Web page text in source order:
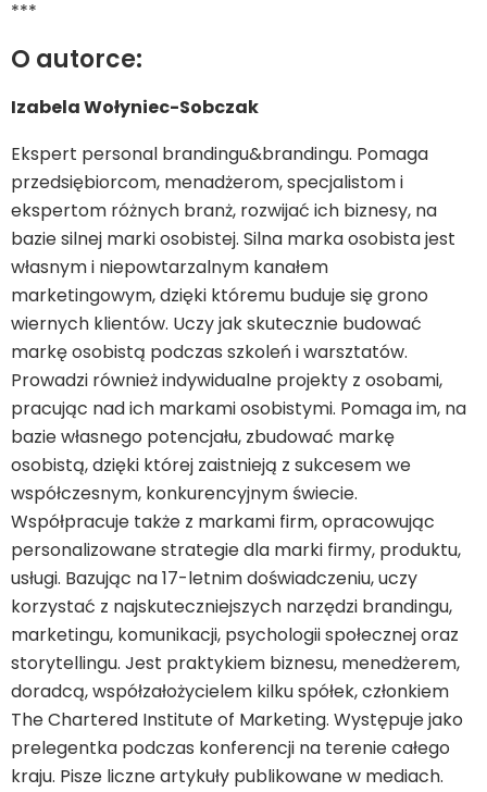
***
O autorce:
Izabela Wołyniec-Sobczak
Ekspert personal brandingu&brandingu. Pomaga
przedsiębiorcom, menadżerom, specjalistom i
ekspertom różnych branż, rozwijać ich biznesy, na
bazie silnej marki osobistej. Silna marka osobista jest
własnym i niepowtarzalnym kanałem
marketingowym, dzięki któremu buduje się grono
wiernych klientów. Uczy jak skutecznie budować
markę osobistą podczas szkoleń i warsztatów.
Prowadzi również indywidualne projekty z osobami,
pracując nad ich markami osobistymi. Pomaga im, na
bazie własnego potencjału, zbudować markę
osobistą, dzięki której zaistnieją z sukcesem we
współczesnym, konkurencyjnym świecie.
Współpracuje także z markami firm, opracowując
personalizowane strategie dla marki firmy, produktu,
usługi. Bazując na 17-letnim doświadczeniu, uczy
korzystać z najskuteczniejszych narzędzi brandingu,
marketingu, komunikacji, psychologii społecznej oraz
storytellingu. Jest praktykiem biznesu, menedżerem,
doradcą, współzałożycielem kilku spółek, członkiem
The Chartered Institute of Marketing. Występuje jako
prelegentka podczas konferencji na terenie całego
kraju. Pisze liczne artykuły publikowane w mediach.